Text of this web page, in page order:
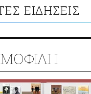
ΕΙΔΗΣΕΙΣ